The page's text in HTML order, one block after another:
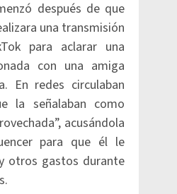
después de que
una transmisión
para aclarar una
con una amiga
En redes circulaban
la señalaban como
acusándola
para que él le
otros gastos durante